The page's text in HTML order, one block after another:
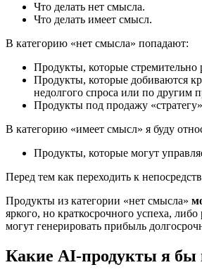
Что делать нет смысла.
Что делать имеет смысл.
В категорию «нет смысла» попадают:
Продукты, которые стремительно
Продукты, которые добиваются
недолгого спроса или по другим
Продукты под продажу
В категорию «имеет смысл» я буду
Продукты, которые могут
Перед тем как переходить к
Продукты из категории «нет смысла»
яркого, но краткосрочного успеха,
могут генерировать прибыль
Какие AI-продукты я бы